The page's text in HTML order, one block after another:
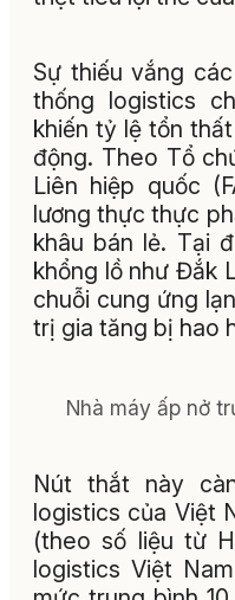
Sự thiếu vắng
thống logistics
khiến tỷ lệ tổn
động. Theo Tổ
Liên hiệp quốc
lương thực thực
khâu bán lẻ. Tại
khổng lồ như Đắk
chuỗi cung ứng
trị gia tăng bị hao
Nhà máy ấp nở
Nút thắt này
logistics của Việt
(theo số liệu từ
logistics Việt